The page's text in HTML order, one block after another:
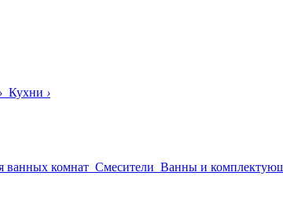
› Кухни ›
ванных комнат Смесители Ванны и